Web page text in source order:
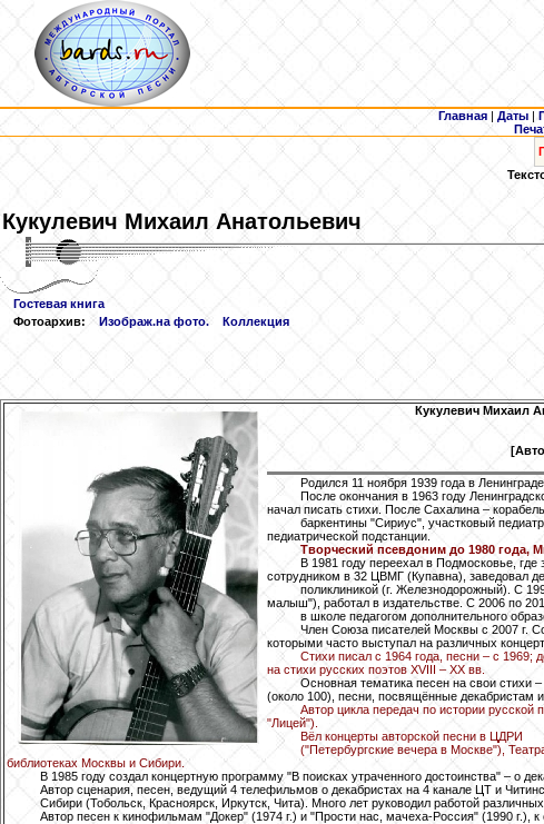
Главная | Даты |
Кукулевич Михаил Анатольевич
Гостевая книга
Фотоархив:
Изображ.на фото. Коллекция
Кукулевич Михаил
Родился 11 ноября 1939 года в
После окончания в 1963 году
начал писать стихи. После Сахалина –
баркентины "Сириус", участковый
педиатрической подстанции.
Творческий псевдоним до 1980 года,
В 1981 году переехал в Подмосковье,
сотрудником в 32 ЦВМГ (Купавна), заведовал
поликлиникой (г. Железнодорожный). С
малыш"), работал в издательстве. С 2006 по
в школе педагогом дополнительного
Член Союза писателей Москвы с 2007 г.
которыми часто выступал на различных
Стихи писал с 1964 года, песни – с 1969;
на стихи русских поэтов XVIII – XX вв.
Основная тематика песен на свои стихи
(около 100), песни, посвящённые декабристам и
Автор цикла передач по истории
"Лицей").
Вёл концерты авторской песни в ЦДРИ
("Петербургские вечера в Москве"),
библиотеках Москвы и Сибири.
В 1985 году создал концертную программу "В поисках утраченного достоинства" – о
Автор сценария, песен, ведущий 4 телефильмов о декабристах на 4 канале ЦТ и
Сибири (Тобольск, Красноярск, Иркутск, Чита). Много лет руководил работой
Автор песен к кинофильмам "Докер" (1974 г.) и "Прости нас, мачеха-Россия" (1990 г.), к